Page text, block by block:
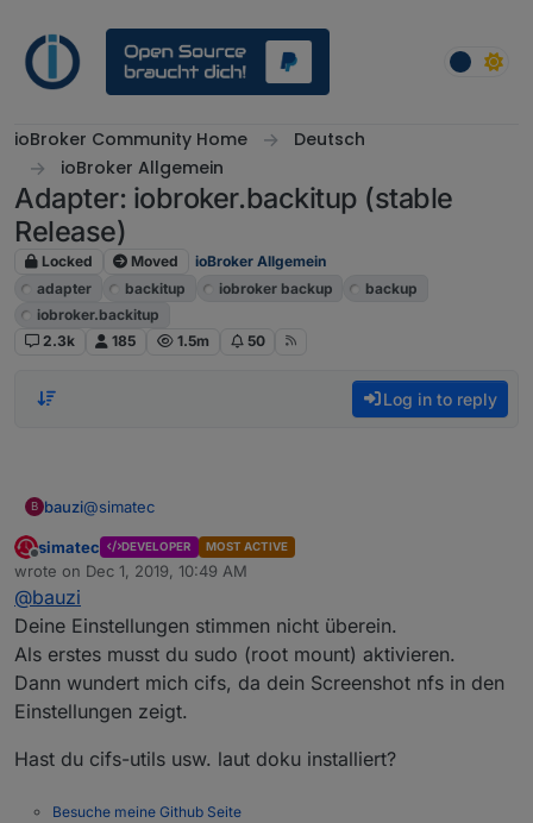
ioBroker Community Home
Deutsch
ioBroker Allgemein
Adapter: iobroker.backitup (stable
Release)
Locked Moved
ioBroker Allgemein
adapter
backitup iobroker backup
backup
iobroker.backitup
2.3k
185 1.5m 50
Log in to reply
B bauzi@simatec
Ok hier mal das Foto vom Log.
Offline
simatec DEVELOPER MOST ACTIVE
wrote on Dec 1, 2019, 10:49 AM
last edited by
@bauzi
Deine Einstellungen stimmen nicht überein.
Als erstes musst du sudo (root mount) aktivieren.
Dann wundert mich cifs, da dein Screenshot nfs in den
Einstellungen zeigt.
Hast du cifs-utils usw. laut doku installiert?
Besuche meine Github Seite